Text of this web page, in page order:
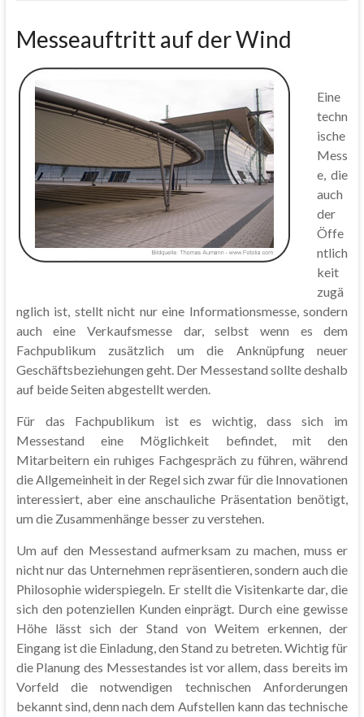
Messeauftritt auf der Wind
Eine
techn
ische
Mess
e, die
auch
der
Öffe
ntlich
keit
zugä
nglich ist, stellt nicht nur eine Informationsmesse, sondern
auch eine Verkaufsmesse dar, selbst wenn es dem
Fachpublikum zusätzlich um die Anknüpfung neuer
Geschäftsbeziehungen geht. Der Messestand sollte deshalb
auf beide Seiten abgestellt werden.
Für das Fachpublikum ist es wichtig, dass sich im
Messestand eine Möglichkeit befindet, mit den
Mitarbeitern ein ruhiges Fachgespräch zu führen, während
die Allgemeinheit in der Regel sich zwar für die Innovationen
interessiert, aber eine anschauliche Präsentation benötigt,
um die Zusammenhänge besser zu verstehen.
Um auf den Messestand aufmerksam zu machen, muss er
nicht nur das Unternehmen repräsentieren, sondern auch die
Philosophie widerspiegeln. Er stellt die Visitenkarte dar, die
sich den potenziellen Kunden einprägt. Durch eine gewisse
Höhe lässt sich der Stand von Weitem erkennen, der
Eingang ist die Einladung, den Stand zu betreten. Wichtig für
die Planung des Messestandes ist vor allem, dass bereits im
Vorfeld die notwendigen technischen Anforderungen
bekannt sind, denn nach dem Aufstellen kann das technische